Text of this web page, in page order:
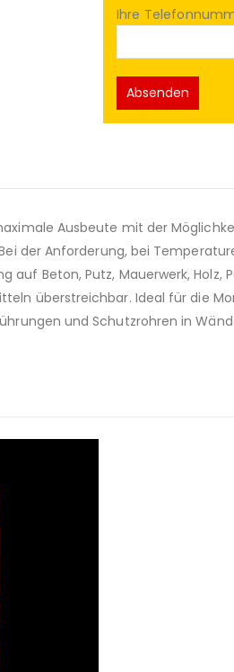
Ihre
Ausbeute mit der
der Anforderung, bei
Beton, Putz, Mauerwerk, Holz,
überstreichbar. Ideal für die
und Schutzrohren in